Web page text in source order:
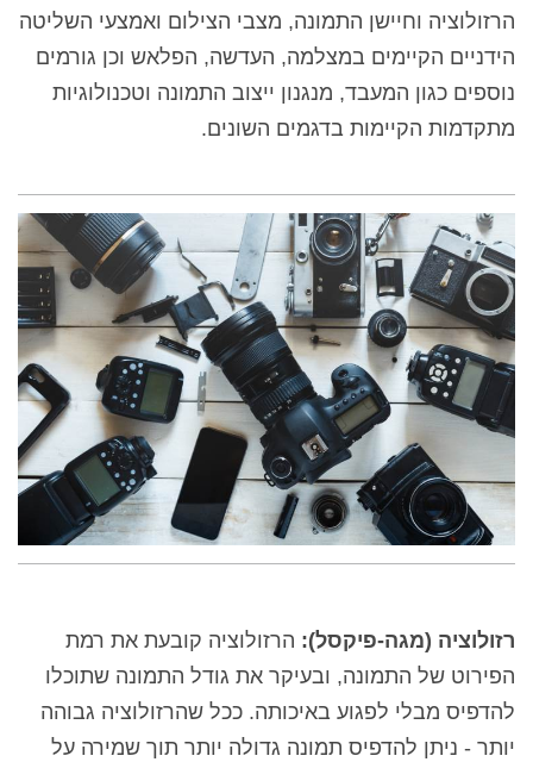
הרזולוציה וחיישן התמונה, מצבי הצילום ואמצעי השליטה
הידניים הקיימים במצלמה, העדשה, הפלאש וכן גורמים
נוספים כגון המעבד, מנגנון ייצוב התמונה וטכנולוגיות
מתקדמות הקיימות בדגמים השונים.
רזולוציה (מגה-פיקסל): הרזולוציה קובעת את רמת
הפירוט של התמונה, ובעיקר את גודל התמונה שתוכלו
להדפיס מבלי לפגוע באיכותה. ככל שהרזולוציה גבוהה
יותר - ניתן להדפיס תמונה גדולה יותר תוך שמירה על